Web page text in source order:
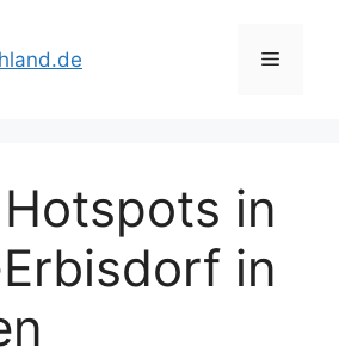
Menü
in
in